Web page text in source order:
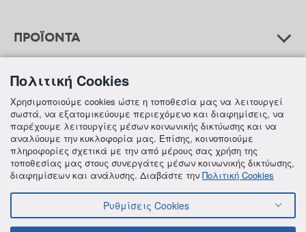
ΠΡΟΪΟΝΤΑ
ΒΟΗΘΕΙΑ
ΠΛΗΡΟΦΟΡΙΕΣ
© 2018 FREZYDERM A.B.Ε.E. ALL RIGHTS RESERVED
Πολιτική Cookies
Χρησιμοποιούμε cookies ώστε η τοποθεσία μας να λειτουργεί
σωστά, να εξατομικεύουμε περιεχόμενο και διαφημίσεις, να
παρέχουμε λειτουργίες μέσων κοινωνικής δικτύωσης και να
αναλύουμε την κυκλοφορία μας. Επίσης, κοινοποιούμε
πληροφορίες σχετικά με την από μέρους σας χρήση της
τοποθεσίας μας στους συνεργάτες μέσων κοινωνικής δικτύωσης,
διαφημίσεων και ανάλυσης. Διαβάστε την Πολιτική Cookies
Ρυθμίσεις Cookies